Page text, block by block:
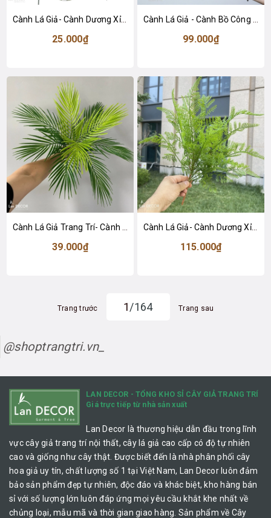
Cành Lá Giả- Cành Dương Xỉ Giả Trang Trí Tiểu Cảnh Không Gian (80cm)- HC1464
25.000₫ 99.000₫
39.000₫
Cành Lá Giả- Cành Dương Xỉ Măng Giả Đẹp Tự Nhiên (54cm)- HC1463
115.000₫
Trang trước 1/164 Trang sau
@shoptrangtri.vn_
LAN DECOR - TỔNG KHO SỈ CÂY GIẢ TRANG TRÍ
Giá trực tiếp từ nhà sản xuất
Lan Decor là thương hiệu dẫn đầu trong lĩnh
vực cây giả trang trí nội thất, cây lá giả cao cấp có độ tự nhiên
cao và giống như cây thật. Được biết đến là nhà phân phối cây
hoa giả uy tín, chất lượng số 1 tại Việt Nam, Lan Decor luôn đảm
bảo sản phẩm đẹp tự nhiên, độc đáo và khác biệt, kho hàng bán
sỉ với số lượng lớn luôn đáp ứng mọi yêu cầu khắt khe nhất về
chủng loại, mẫu mã và thời gian giao hàng. Sản phẩm về Cây